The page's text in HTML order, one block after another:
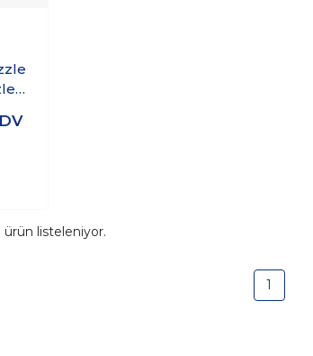
ürün listeleniyor.
1